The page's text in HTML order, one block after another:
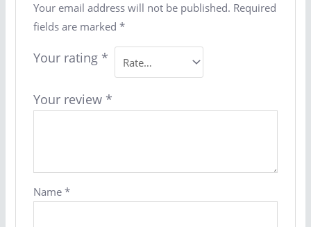
Your email address will not be published. Required
fields are marked *
Your rating *
Your review *
Name *